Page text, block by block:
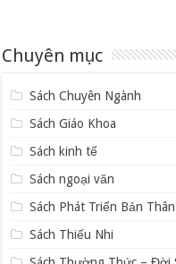
Chuyên mục
Sách Chuyên Ngành
Sách Giáo Khoa
Sách kinh tế
Sách ngoại văn
Sách Phát Triển Bản Thân
Sách Thiếu Nhi